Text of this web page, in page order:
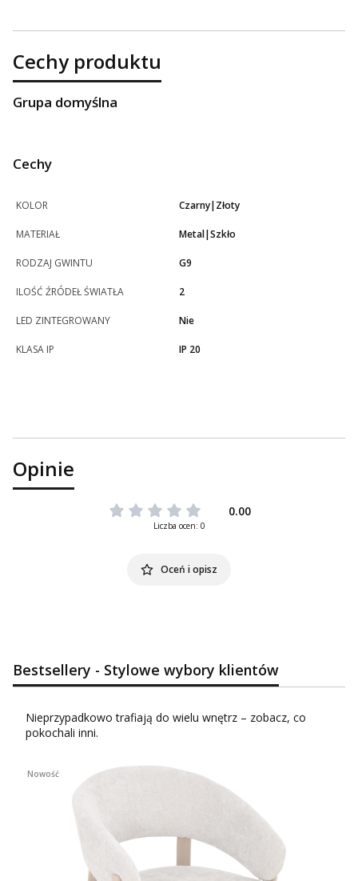
Cechy produktu
Grupa domyślna
Cechy
KOLOR Czarny|Złoty
MATERIAŁ Metal|Szkło
RODZAJ GWINTU G9
ILOŚĆ ŹRÓDEŁ ŚWIATŁA 2
LED ZINTEGROWANY Nie
KLASA IP IP 20
Opinie
0.00
Liczba ocen: 0
Oceń i opisz
Bestsellery - Stylowe wybory klientów
Nieprzypadkowo trafiają do wielu wnętrz – zobacz, co
pokochali inni.
Nowość